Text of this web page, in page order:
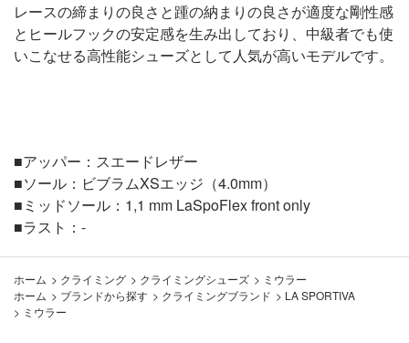
レースの締まりの良さと踵の納まりの良さが適度な剛性感
とヒールフックの安定感を生み出しており、中級者でも使
いこなせる高性能シューズとして人気が高いモデルです。
■アッパー：スエードレザー
■ソール：ビブラムXSエッジ（4.0mm）
■ミッドソール：1,1 mm LaSpoFlex front only
■ラスト：-
ホーム > クライミング > クライミングシューズ > ミウラー
ホーム > ブランドから探す > クライミングブランド > LA SPORTIVA
> ミウラー